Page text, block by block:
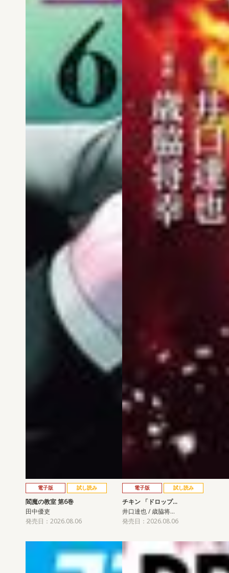
電子版 試し読み
閻魔の教室 第6巻
田中優吏
発売日：2026.08.06
電子版 試し読み
チキン 「ドロップ…
井口達也 / 歳脇将…
発売日：2026.08.06